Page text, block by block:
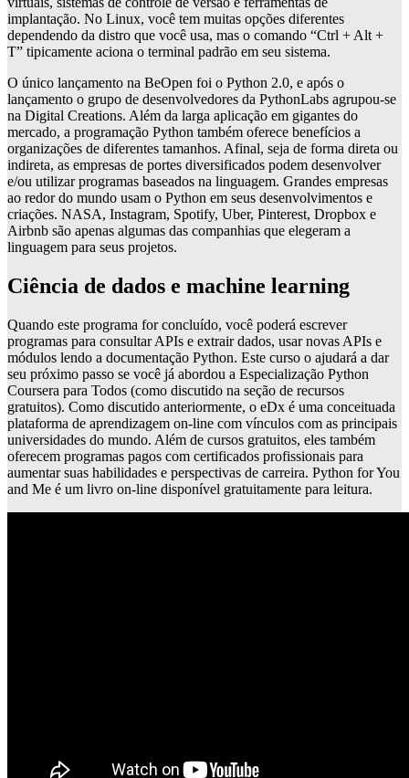
implantação. No Linux, você tem muitas opções diferentes
dependendo da distro que você usa, mas o comando “Ctrl + Alt +
T” tipicamente aciona o terminal padrão em seu sistema.
O único lançamento na BeOpen foi o Python 2.0, e após o
lançamento o grupo de desenvolvedores da PythonLabs agrupou-se
na Digital Creations. Além da larga aplicação em gigantes do
mercado, a programação Python também oferece benefícios a
organizações de diferentes tamanhos. Afinal, seja de forma direta ou
indireta, as empresas de portes diversificados podem desenvolver
e/ou utilizar programas baseados na linguagem. Grandes empresas
ao redor do mundo usam o Python em seus desenvolvimentos e
criações. NASA, Instagram, Spotify, Uber, Pinterest, Dropbox e
Airbnb são apenas algumas das companhias que elegeram a
linguagem para seus projetos.
Ciência de dados e machine learning
Quando este programa for concluído, você poderá escrever
programas para consultar APIs e extrair dados, usar novas APIs e
módulos lendo a documentação Python. Este curso o ajudará a dar
seu próximo passo se você já abordou a Especialização Python
Coursera para Todos (como discutido na seção de recursos
gratuitos). Como discutido anteriormente, o eDx é uma conceituada
plataforma de aprendizagem on-line com vínculos com as principais
universidades do mundo. Além de cursos gratuitos, eles também
oferecem programas pagos com certificados profissionais para
aumentar suas habilidades e perspectivas de carreira. Python for You
and Me é um livro on-line disponível gratuitamente para leitura.